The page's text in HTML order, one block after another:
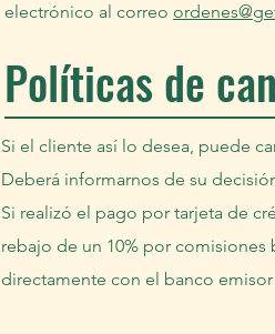
electrónico al correo
Políticas de
Si el cliente así lo desea, puede
Deberá informarnos de su
Si realizó el pago por tarjeta de
rebajo de un 10% por comisiones
directamente con el banco emisor